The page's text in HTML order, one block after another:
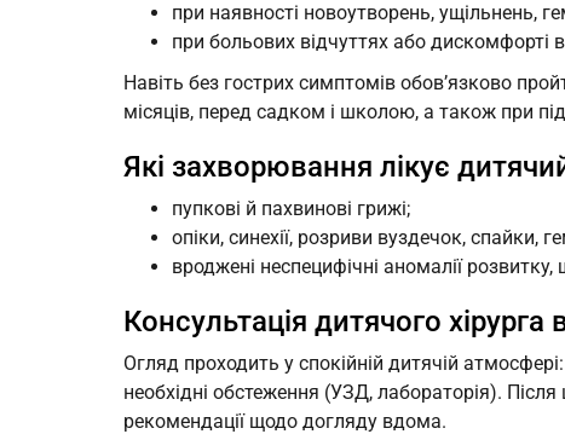
при наявності новоутворень, ущільнень,
при больових відчуттях або дискомфорті в
Навіть без гострих симптомів обов’язково
місяців, перед садком і школою, а також при
Які захворювання лікує
пупкові й пахвинові грижі;
опіки, синехії, розриви вуздечок, спайки,
вроджені неспецифічні аномалії
Консультація дитячого хірурга в
Огляд проходить у спокійній дитячій
необхідні обстеження (УЗД, лабораторія).
рекомендації щодо догляду вдома.